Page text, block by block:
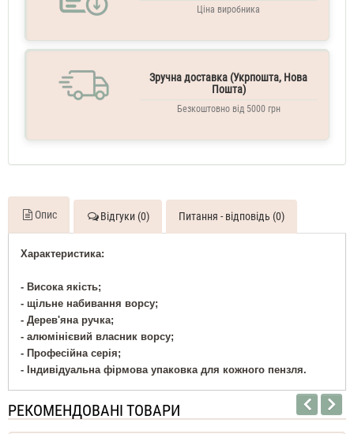
Ціна виробника
Зручна доставка (Укрпошта, Нова
Пошта)
Безкоштовно від 5000 грн
Опис Відгуки (0) Питання - відповідь (0)
Характеристика:
- Висока якість;
- щільне набивання ворсу;
- Дерев'яна ручка;
- алюмінієвий власник ворсу;
- Професійна серія;
- Індивідуальна фірмова упаковка для кожного пензля.
РЕКОМЕНДОВАНІ ТОВАРИ